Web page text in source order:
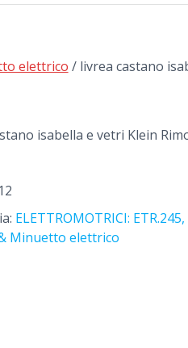
elettrico / livrea castano
isabella e vetri Klein
ELETTROMOTRICI:
Minuetto elettrico